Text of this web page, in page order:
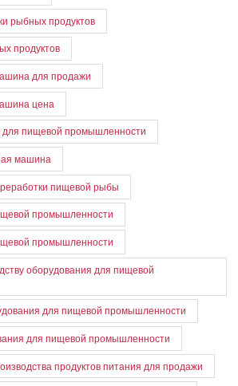
рыбных продуктов
продуктов
для продажи
цена
для пищевой промышленности
машина
пищевой рыбы
промышленности
промышленности
оборудования для пищевой
для пищевой промышленности
для пищевой промышленности
продуктов питания для продажи